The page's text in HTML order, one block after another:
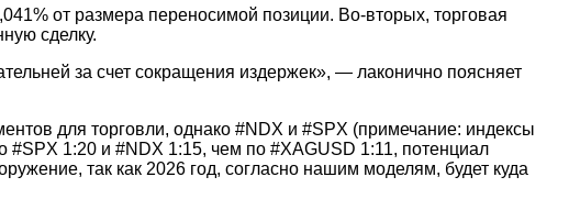
от размера переносимой позиции. Во-вторых, торговая
сделку.
за счет сокращения издержек», — лаконично поясняет
для торговли, однако #NDX и #SPX (примечание: индексы
#SPX 1:20 и #NDX 1:15, чем по #XAGUSD 1:11, потенциал
так как 2026 год, согласно нашим моделям, будет куда